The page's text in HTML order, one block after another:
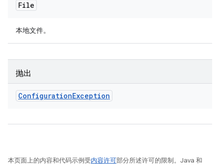
File
本地文件。
抛出
ConfigurationException
本页面上的内容和代码示例受内容许可部分所述许可的限制。Java 和